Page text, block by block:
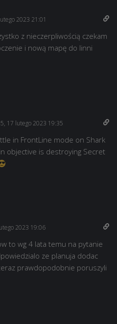
2023 21:01
z nieczerpliwością czekam
i nową mapę do linni
17 lutego 2023 19:35
in FrontLine mode on Shark
objective is destroying Secret
2023 19:06
to wg 4 lata temu na pytanie
ze planuja dodac
prawdopodobnie poruszyli